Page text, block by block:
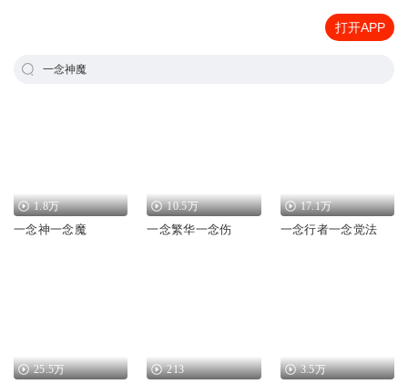
打开APP
一念神魔
1.8万
一念神一念魔
10.5万
一念繁华一念伤
17.1万
一念行者一念觉法
25.5万 213 3.5万